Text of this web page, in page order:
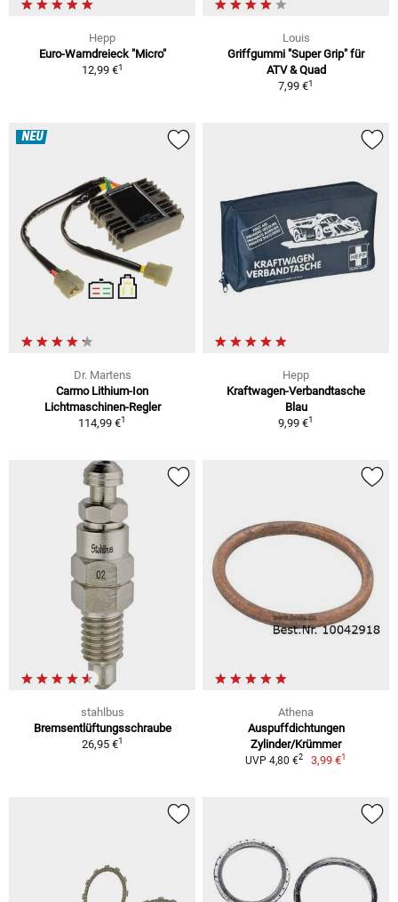
Hepp
Euro-Warndreieck "Micro"
12,99 €1
Louis
Griffgummi "Super Grip" für
ATV & Quad
7,99 €1
NEU
Dr. Martens
Carmo Lithium-Ion
Lichtmaschinen-Regler
114,99 €1
Hepp
Kraftwagen-Verbandtasche
Blau
9,99 €1
stahlbus
Bremsentlüftungsschraube
26,95 €1
Athena
Auspuffdichtungen
Zylinder/Krümmer
UVP 4,80 €2 3,99 €1